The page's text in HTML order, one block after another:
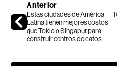
Anterior
Estas ciudades de América
Latina tienen mejores costos
que Tokio o Singapur para
construir centros de datos